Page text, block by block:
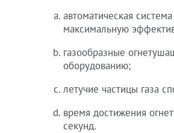
автоматическая
максимальную
газообразные
оборудованию;
летучие частицы газа
время достижения
секунд.